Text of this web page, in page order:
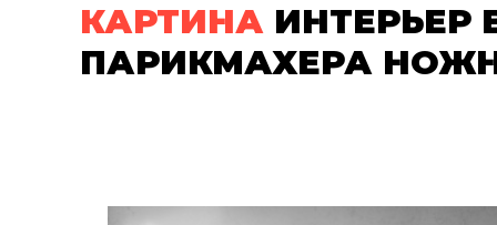
КАРТИНА ИНТЕРЬЕР
ПАРИКМАХЕРА
м.